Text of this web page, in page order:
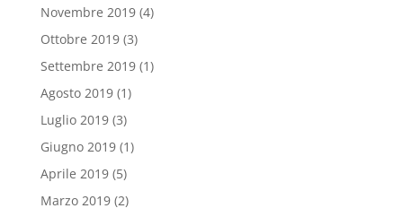
Novembre 2019(4)
Ottobre 2019(3)
Settembre 2019(1)
Agosto 2019(1)
Luglio 2019(3)
Giugno 2019(1)
Aprile 2019(5)
Marzo 2019(2)